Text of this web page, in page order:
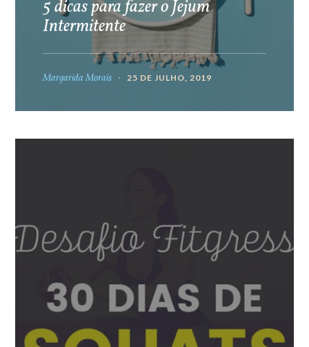
5 dicas para fazer o Jejum
Intermitente
Margarida Morais 25 DE JULHO, 2019